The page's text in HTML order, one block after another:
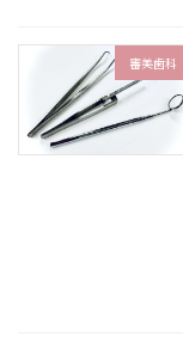
審美歯科